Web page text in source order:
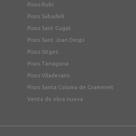
Pisos Rubí
Pisos Sabadell
Pisos Sant Cugat
Pisos Sant Joan Despí
Pisos Sitges
Pisos Tarragona
Pisos Viladecans
Pisos Santa Coloma de Gramenet
Venta de obra nueva